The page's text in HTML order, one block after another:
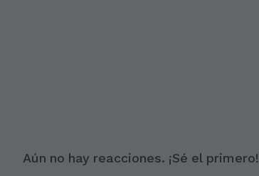
Aún no hay reacciones. ¡Sé el primero!